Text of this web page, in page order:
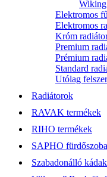
Wiking
Elektromos
Elektromos
Króm
Premium
Prémium
Standard
Utólag
Radiátorok
RAVAK termékek
RIHO termékek
SAPHO
Szabadonálló kádak